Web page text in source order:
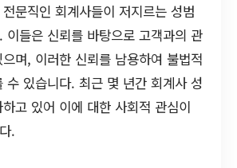
문직인 회계사들이 저지르는 성범
이들은 신뢰를 바탕으로 고객과의 관
며, 이러한 신뢰를 남용하여 불법적
수 있습니다. 최근 몇 년간 회계사 성
고 있어 이에 대한 사회적 관심이
.